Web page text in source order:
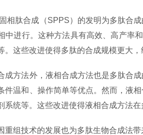
肽合成（SPPS）的发明为多肽合成
中进行。这种方法具有高效、高产率
。这些改进使得多肽的合成规模更大
法外，液相合成方法也是多肽合成
件温和、操作简单等优点。然而，液
系统等。这些改进使得液相合成方法
技术的发展也为多肽生物合成法带